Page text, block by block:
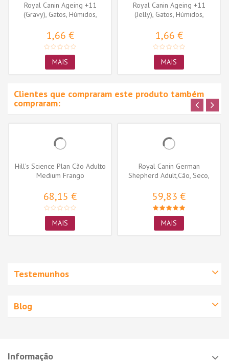
Royal Canin Ageing +11
(Gravy), Gatos, Húmidos,
1,66 €
MAIS
Royal Canin Ageing +11
(Jelly), Gatos, Húmidos,
1,66 €
MAIS
Clientes que compraram este produto também
compraram:
Hill's Science Plan Cão Adulto
Medium Frango
68,15 €
MAIS
Royal Canin German
Shepherd Adult,Cão, Seco,
59,83 €
MAIS
Testemunhos
Blog
Informação